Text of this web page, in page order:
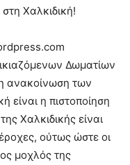
Χαλκιδική!
Δωματίων
ανακοίνωση των
είναι η πιστοποίηση
Χαλκιδικής είναι
ούτως ώστε οι
μοχλός της